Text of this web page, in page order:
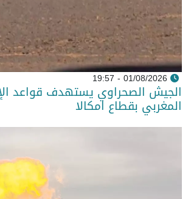
01/08/2026 - 19:57
الجيش الصحراوي يستهدف قواعد
المغربي بقطاع امكالا